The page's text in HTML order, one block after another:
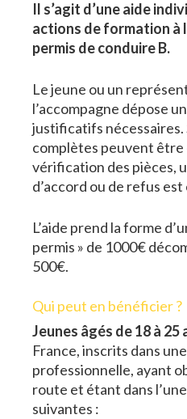
Il s’agit d’une aide
actions de formation à
permis de conduire B.
Le jeune ou un
l’accompagne dépose
justificatifs nécessaires.
complètes peuvent être
vérification des pièces,
d’accord ou de refus
L’aide prend la forme
permis » de 1000€
500€.
Qui peut en bénéficier ?
Jeunes âgés de 18 à 25
France, inscrits dans
professionnelle, ayant
route et étant dans
suivantes :